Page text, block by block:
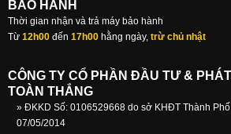
BẢO HÀNH
Thời gian nhận và trả máy bảo hành
Từ 12h00 đến 17h00 hằng ngày, trừ chủ nhật
CÔNG TY CỔ PHẦN ĐẦU TƯ &
TOÀN THẮNG
» ĐKKD Số: 0106529668 do sở KHĐT Thành
07/05/2014